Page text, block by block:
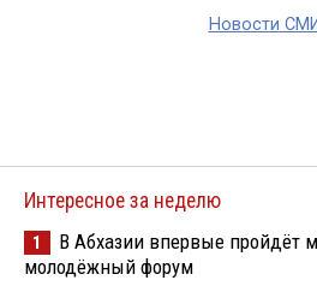
Новости
Интересное за неделю
1
В Абхазии впервые пройдёт
молодёжный форум